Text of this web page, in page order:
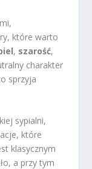
które warto
, szarość,
charakter
sprzyja
sypialni,
które
klasycznym
a przy tym